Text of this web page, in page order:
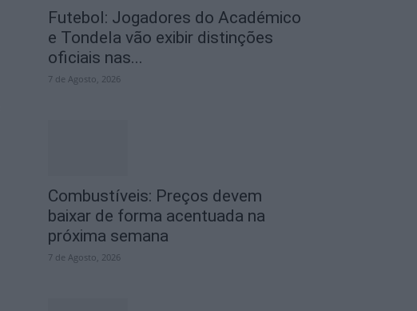
Futebol: Jogadores do Académico
e Tondela vão exibir distinções
oficiais nas...
7 de Agosto, 2026
Combustíveis: Preços devem
baixar de forma acentuada na
próxima semana
7 de Agosto, 2026